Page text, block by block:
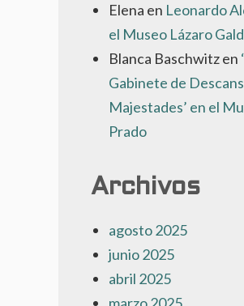
Elena en Leonardo
el Museo Lázaro
Blanca Baschwitzen
Gabinete de
Majestades’ en el
Prado
Archivos
agosto 2025
junio 2025
abril 2025